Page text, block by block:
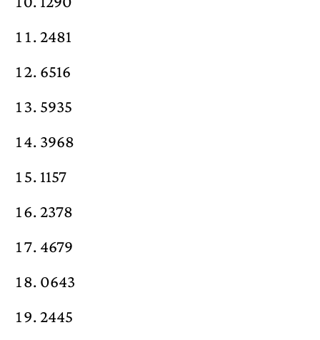
2481
6516
5935
3968
1157
2378
4679
0643
2445